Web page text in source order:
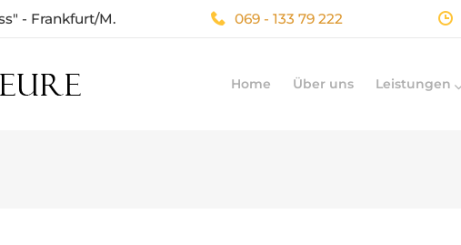
- Frankfurt/M. 069 - 133 79 222
Home Über uns Leistungen